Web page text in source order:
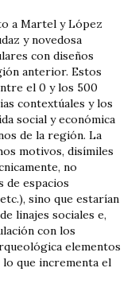
a Martel y López
y novedosa
con diseños
anterior. Estos
el 0 y los 500
contextúales y los
social y económica
de la región. La
motivos, disímiles
no
de espacios
sino que estarían
linajes sociales e,
con los
elementos
que incrementa el